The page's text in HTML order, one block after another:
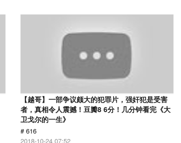
【越哥】一部争议颇大的犯罪片，强奸犯是受害
者，真相令人震撼！豆瓣8 6分！几分钟看完《大
卫戈尔的一生》
# 616
2018-10-24 07:52